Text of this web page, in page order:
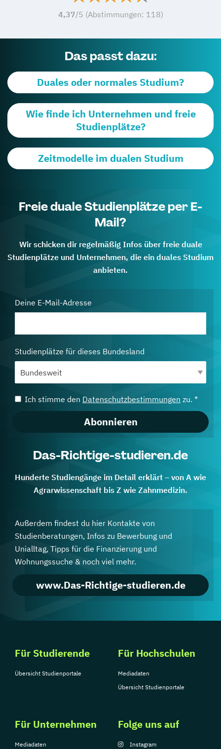
4,37/5 (Abstimmungen: 118)
Das passt dazu:
Duales oder normales Studium?
Wie finde ich Unternehmen und freie
Studienplätze?
Zeitmodelle im dualen Studium
Freie duale Studienplätze per E-
Mail?
Wir schicken dir regelmäßig Infos über freie duale
Studienplätze und Unternehmen, die ein duales Studium
anbieten.
Deine E-Mail-Adresse
Studienplätze für dieses Bundesland
Ich stimme den Datenschutzbestimmungen zu. *
Abonnieren
Das-Richtige-studieren.de
Hunderte Studiengänge im Detail erklärt – von A wie
Agrarwissenschaft bis Z wie Zahnmedizin.
Außerdem findest du hier Kontakte von
Studienberatungen, Infos zu Bewerbung und
Unialltag, Tipps für die Finanzierung und
Wohnungssuche & noch viel mehr.
www.Das-Richtige-studieren.de
Für Studierende
Übersicht Studienportale
Für Hochschulen
Mediadaten
Übersicht Studienportale
Für Unternehmen
Mediadaten
Folge uns auf
Instagram